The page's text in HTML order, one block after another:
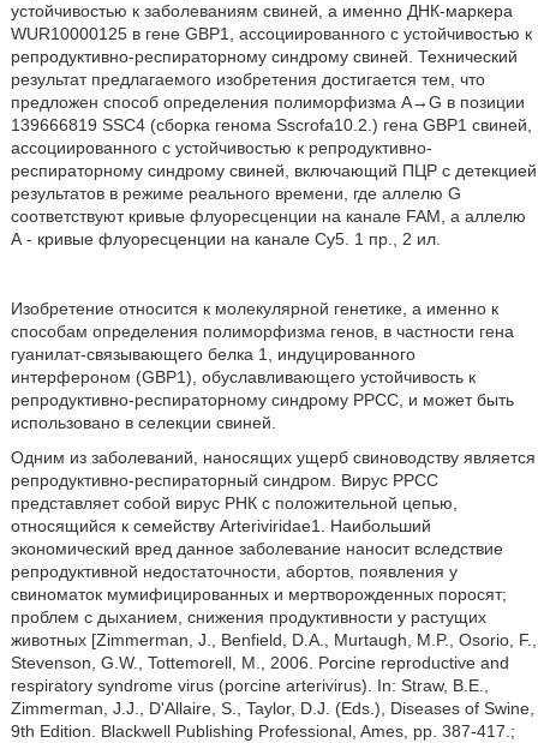
устойчивостью к заболеваниям свиней, а именно ДНК-маркера
WUR10000125 в гене GBP1, ассоциированного с устойчивостью к
репродуктивно-респираторному синдрому свиней. Технический
результат предлагаемого изобретения достигается тем, что
предложен способ определения полиморфизма A→G в позиции
139666819 SSC4 (сборка генома Sscrofa10.2.) гена GBP1 свиней,
ассоциированного с устойчивостью к репродуктивно-
респираторному синдрому свиней, включающий ПЦР с детекцией
результатов в режиме реального времени, где аллелю G
соответствуют кривые флуоресценции на канале FAM, а аллелю
А - кривые флуоресценции на канале Су5. 1 пр., 2 ил.
Изобретение относится к молекулярной генетике, а именно к
способам определения полиморфизма генов, в частности гена
гуанилат-связывающего белка 1, индуцированного
интерфероном (GBP1), обуславливающего устойчивость к
репродуктивно-респираторному синдрому РРСС, и может быть
использовано в селекции свиней.
Одним из заболеваний, наносящих ущерб свиноводству является
репродуктивно-респираторный синдром. Вирус РРСС
представляет собой вирус РНК с положительной цепью,
относящийся к семейству Arteriviridae1. Наибольший
экономический вред данное заболевание наносит вследствие
репродуктивной недостаточности, абортов, появления у
свиноматок мумифицированных и мертворожденных поросят;
проблем с дыханием, снижения продуктивности у растущих
животных [Zimmerman, J., Benfield, D.A., Murtaugh, M.P., Osorio, F.,
Stevenson, G.W., Tottemorell, M., 2006. Porcine reproductive and
respiratory syndrome virus (porcine arterivirus). In: Straw, B.E.,
Zimmerman, J.J., D'Allaire, S., Taylor, D.J. (Eds.), Diseases of Swine,
9th Edition. Blackwell Publishing Professional, Ames, pp. 387-417.;